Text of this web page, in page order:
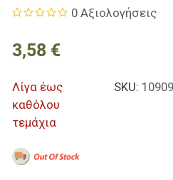
0 Αξιολογήσεις
3,58 €
Λίγα έως
καθόλου
τεμάχια
SKU: